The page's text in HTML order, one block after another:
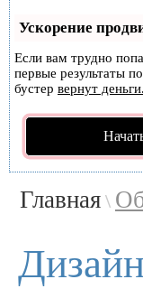
Ускорение
Если вам трудно
первые результаты
бустер вернут деньги.
Главная \